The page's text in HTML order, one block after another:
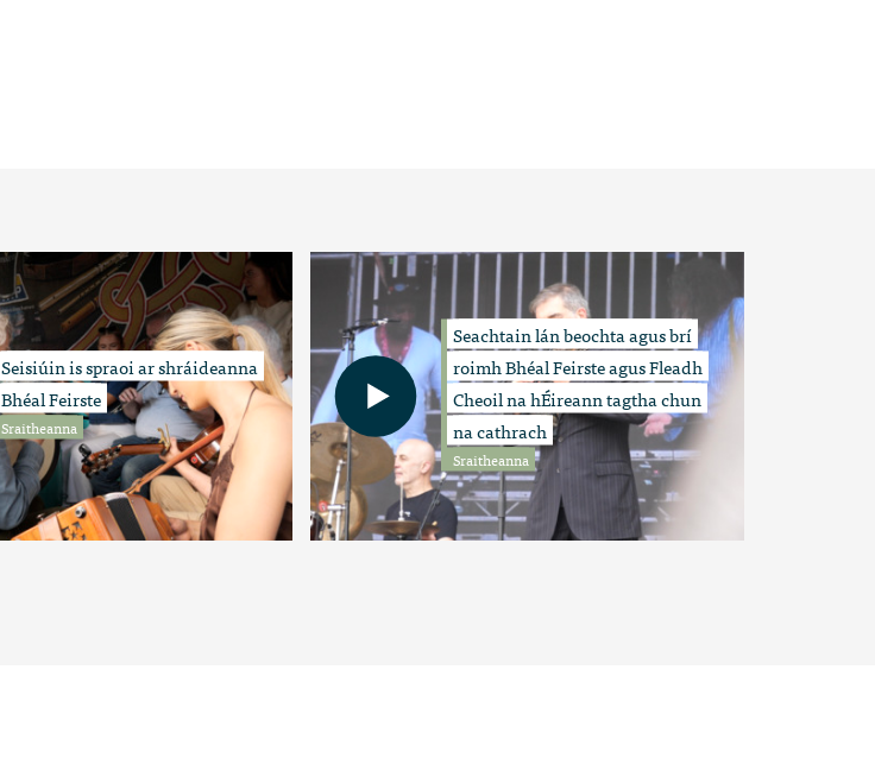
Seisiúin is spraoi ar shráideanna
Bhéal Feirste
Sraitheanna
Seachtain lán beochta agus brí
roimh Bhéal Feirste agus Fleadh
Cheoil na hÉireann tagtha chun
na cathrach
Sraitheanna